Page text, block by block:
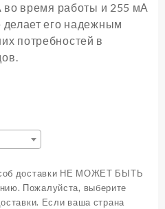
во время работы и 255 мА
его надежным
потребностей в
доставки НЕ МОЖЕТ БЫТЬ
Пожалуйста, выберите
Если ваша страна